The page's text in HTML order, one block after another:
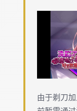
由于剃刀